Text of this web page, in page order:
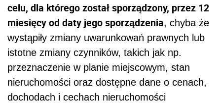
celu, dla którego został sporządzony, przez 12
miesięcy od daty jego sporządzenia, chyba że
wystąpiły zmiany uwarunkowań prawnych lub
istotne zmiany czynników, takich jak np.
przeznaczenie w planie miejscowym, stan
nieruchomości oraz dostępne dane o cenach,
dochodach i cechach nieruchomości